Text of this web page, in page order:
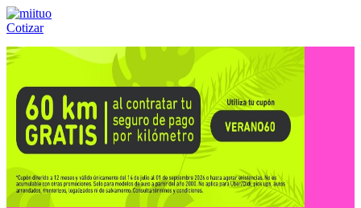
Cotizar
Llámanos al:(55) 84-21-05-00 ó